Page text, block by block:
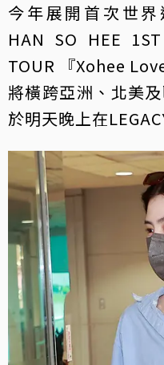
今年展開首次世
HAN SO HEE
TOUR 『Xohee
將橫跨亞洲、北美
於明天晚上在